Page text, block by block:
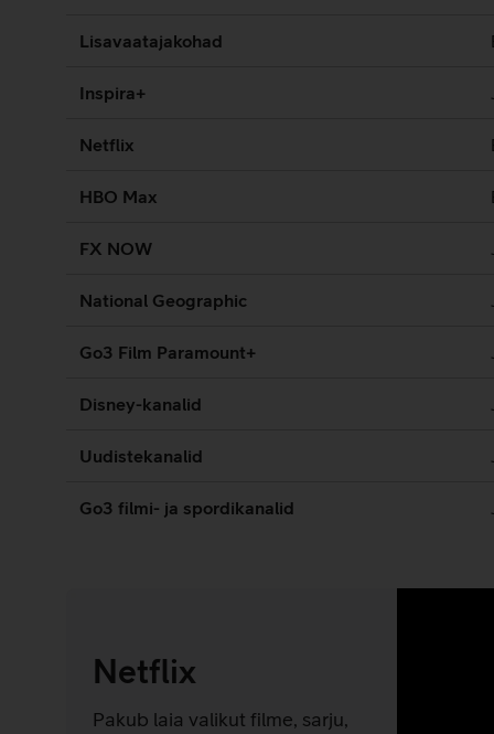
Lisavaatajakohad
Inspira+
Netflix
HBO Max
FX NOW
National Geographic
Go3 Film Paramount+
Disney-kanalid
Uudistekanalid
Go3 filmi- ja spordikanalid
Netflix
Pakub laia valikut filme, sarju,